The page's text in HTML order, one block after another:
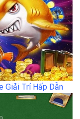
Giải Trí Hấp Dẫn